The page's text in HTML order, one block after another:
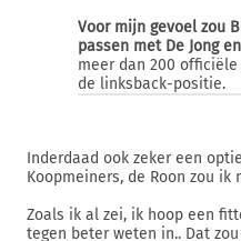
Voor mijn gevoel zou
passen met De Jong
meer dan 200
de linksback-positie.
Inderdaad ook zeker een
Koopmeiners, de Roon zou
Zoals ik al zei, ik hoop een
tegen beter weten in.. Dat